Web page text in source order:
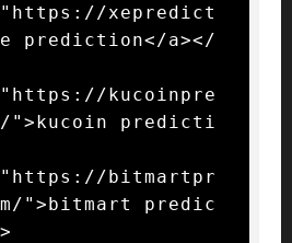
xepredict
prediction</a></
kucoinpre
">kucoin predicti
bitmartpr
">bitmart predic